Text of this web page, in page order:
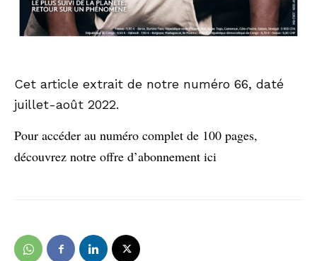
Cet article extrait de notre numéro 66, daté
juillet-août 2022.
Pour accéder au numéro complet de 100 pages,
découvrez notre offre d’abonnement ici